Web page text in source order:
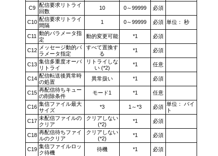
C9
配信要求リトライ
回数
10 0～99999 必須
C10 配信要求リトライ
間隔
1 0～99999 必須 単位： 秒
C11
動的パラメータ指
定
動的変更可能 *1 必須
C12 メッセージ動的パ
ラメータ指定
すべて置換す
る
*1 必須
C13 集信多重度オーバ
リトライ
リトライしな
い (*2)
*1 任意
C14 配信転送後異常時
の処置
異常扱い *1 必須
C15 再配信待ちキュー
の削除条件
モード1 *1 任意
C16 集信ファイル最大
サイズ
*3 1～*3 必須 単位： バイ
ト
C17 未配信ファイルの
クリア
クリアしない
(*2)
*1 必須
C18 再配信待ちファイ
ルのクリア
クリアしない
(*2)
*1 必須
C19 集信ファイルロッ
ク待機
待機 *1 必須